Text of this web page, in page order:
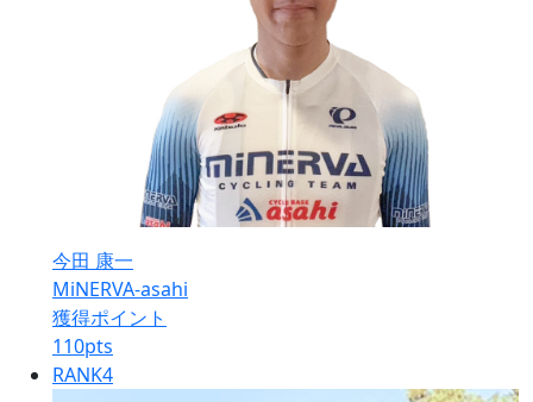
今田 康一
MiNERVA-asahi
獲得ポイント
110pts
RANK4